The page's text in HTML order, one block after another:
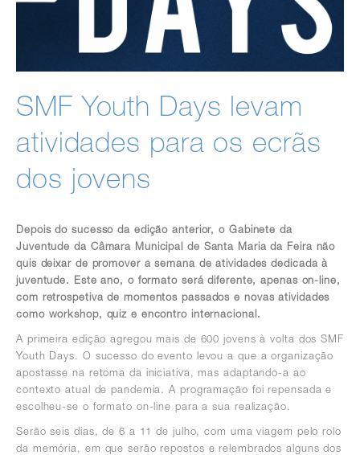
SMF Youth Days levam
atividades para os ecrãs
dos jovens
Depois do sucesso da edição anterior, o Gabinete da
Juventude da Câmara Municipal de Santa Maria da Feira não
quis deixar de promover a semana de atividades dedicada à
juventude. Este ano, o formato será diferente, apenas on-line,
com retrospetiva de momentos passados e novas atividades
como workshop, quiz e encontro internacional.
A primeira edição agregou mais de 600 jovens à volta dos SMF
Youth Days. O sucesso do evento levou a que a organização
apostasse na retoma da iniciativa, mas adaptando-a ao
contexto atual de pandemia. A programação foi repensada e
escolheu-se o formato on-line para a sua realização.
Serão seis dias, de 6 a 11 de julho, com uma viagem pelo rolo
da memória, em que serão repostos e relembrados alguns dos